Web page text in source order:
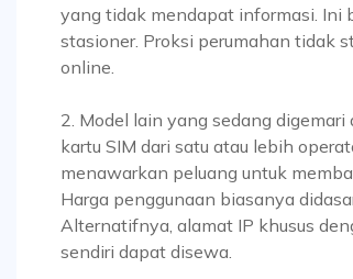
yang tidak mendapat informasi. Ini
stasioner. Proksi perumahan tidak
online.
2. Model lain yang sedang
kartu SIM dari satu atau lebih
menawarkan peluang untuk
Harga penggunaan biasanya
Alternatifnya, alamat IP khusus
sendiri dapat disewa.